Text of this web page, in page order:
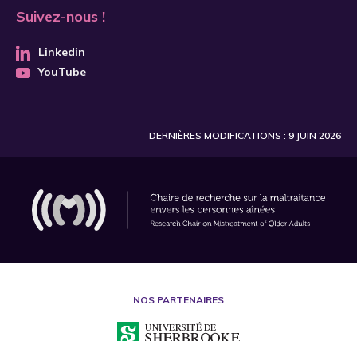
Suivez-nous !
Linkedin
YouTube
DERNIÈRES MODIFICATIONS : 9 JUIN 2026
NOS PARTENAIRES